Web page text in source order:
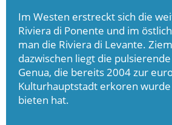
Im Westen erstreckt sich die
Riviera di Ponente und im
man die Riviera di Levante.
dazwischen liegt die
Genua, die bereits 2004 zur
Kulturhauptstadt erkoren
bieten hat.